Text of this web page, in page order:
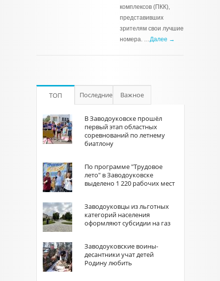
комплексов (ПКК),
представивших
зрителям свои лучшие
номера. …Далее →
ТОП Последние Важное
В Заводоуковске прошёл
первый этап областных
соревнований по летнему
биатлону
По программе "Трудовое
лето" в Заводоуковске
выделено 1 220 рабочих мест
Заводоуковцы из льготных
категорий населения
оформляют субсидии на газ
Заводоуковские воины-
десантники учат детей
Родину любить